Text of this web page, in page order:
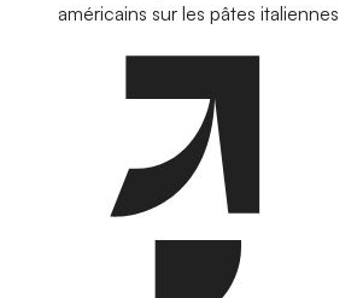
américains sur les pâtes italiennes